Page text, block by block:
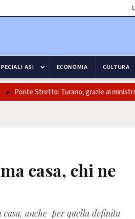
ASI ECONOMIA CULTURA
Ponte Stretto: Turano, grazie al ministro
casa, chi ne
anche per quella definita